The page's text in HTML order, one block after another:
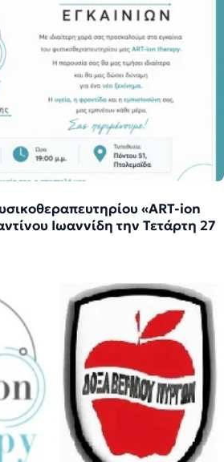
«ART-ion
Ιωαννίδη την Τετάρτη 27